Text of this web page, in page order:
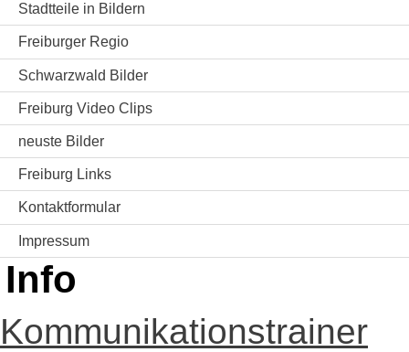
Stadtteile in Bildern
Freiburger Regio
Schwarzwald Bilder
Freiburg Video Clips
neuste Bilder
Freiburg Links
Kontaktformular
Impressum
Info
Kommunikationstrainer